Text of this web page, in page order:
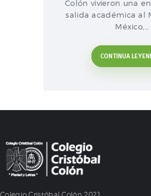
Colón vivieron una
salida académica al
México,…
CONTINUA